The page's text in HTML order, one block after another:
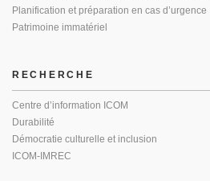
Planification et préparation en cas d’urgence
Patrimoine immatériel
RECHERCHE
Centre d’information ICOM
Durabilité
Démocratie culturelle et inclusion
ICOM-IMREC